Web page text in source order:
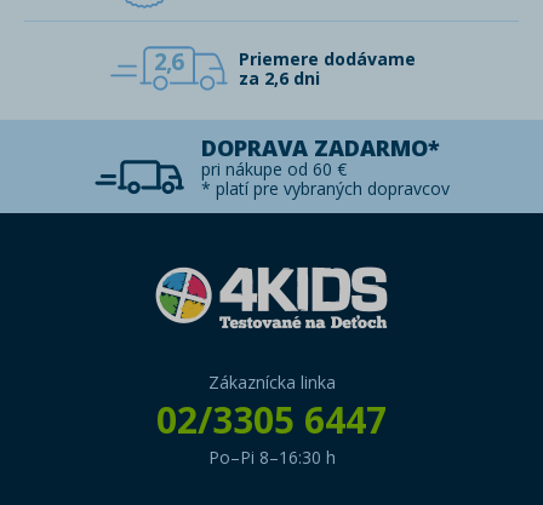
2,6
Priemere dodávame
za 2,6 dni
DOPRAVA ZADARMO*
pri nákupe od 60 €
* platí pre vybraných dopravcov
Zákaznícka linka
02/3305 6447
Po–Pi 8–16:30 h